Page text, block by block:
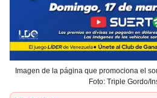
Imagen de la página que promociona el
Foto: Triple Gordo/